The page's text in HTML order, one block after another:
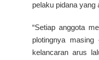
pelaku pidana
“Setiap anggota
plotingnya
kelancaran arus